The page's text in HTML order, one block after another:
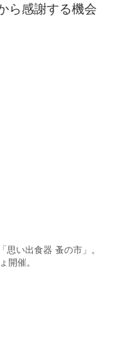
ら感謝する機会
思い出食器 蚤の市」。
開催。